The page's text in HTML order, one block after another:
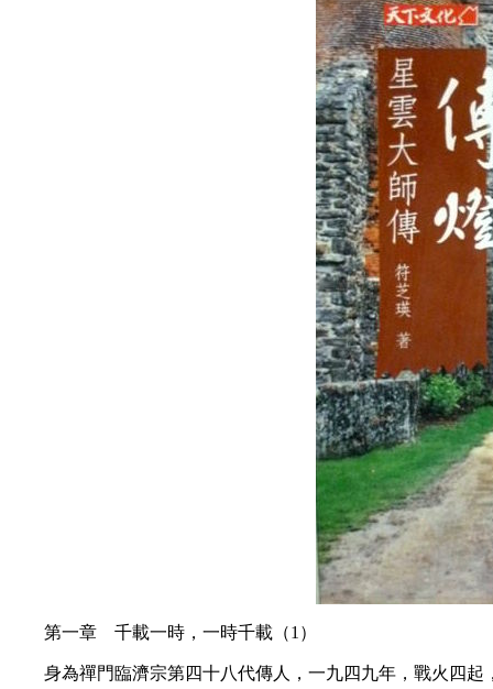
第一章 千載一時，一時千載（1）
身為禪門臨濟宗第四十八代傳人，一九四九年，戰火四起